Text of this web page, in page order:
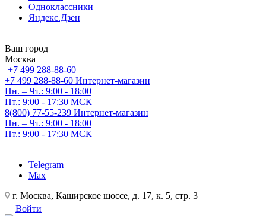
Одноклассники
Яндекс.Дзен
Ваш город
Москва
+7 499 288-88-60
+7 499 288-88-60 Интернет-магазин
Пн. – Чт.: 9:00 - 18:00
Пт.: 9:00 - 17:30 МСК
8(800) 77-55-239 Интернет-магазин
Пн. – Чт.: 9:00 - 18:00
Пт.: 9:00 - 17:30 МСК
Telegram
Max
г. Москва, Каширское шоссе, д. 17, к. 5, стр. 3
Войти